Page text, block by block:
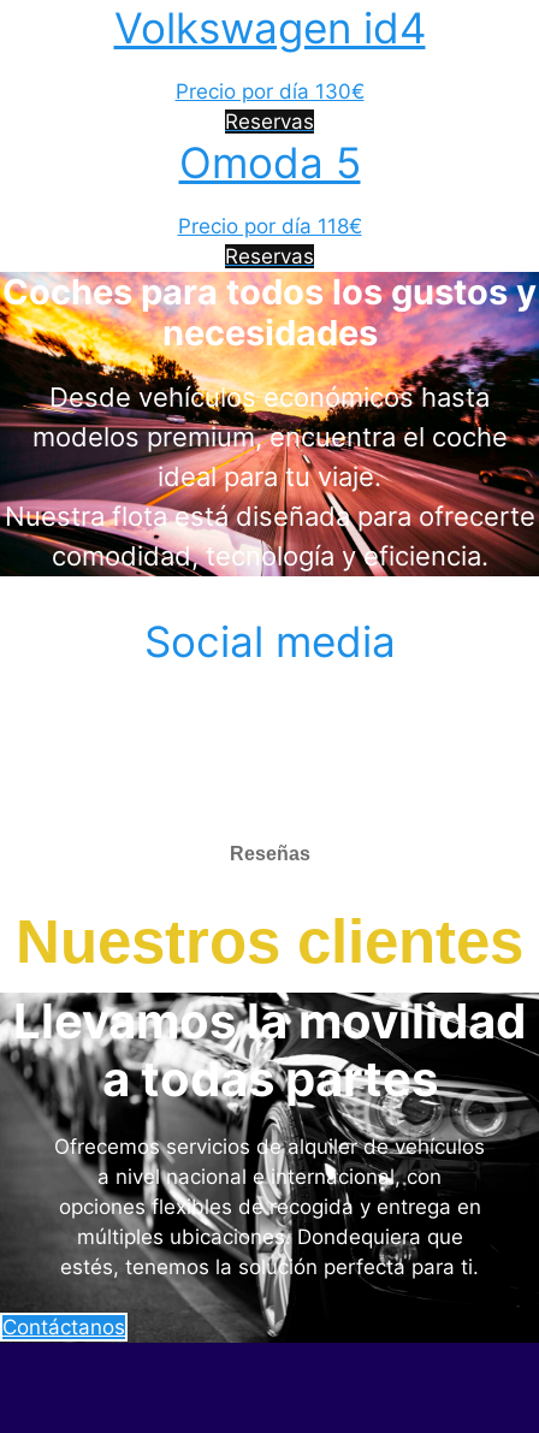
Volkswagen id4
Precio por día 130€
Reservas
Omoda 5
Precio por día 118€
Reservas
Coches para todos los gustos y
necesidades
Desde vehículos económicos hasta
modelos premium, encuentra el coche
ideal para tu viaje.
Nuestra flota está diseñada para ofrecerte
comodidad, tecnología y eficiencia.
Social media
Reseñas
Nuestros clientes
Llevamos la movilidad
a todas partes
Ofrecemos servicios de alquiler de vehículos
a nivel nacional e internacional, con
opciones flexibles de recogida y entrega en
múltiples ubicaciones. Dondequiera que
estés, tenemos la solución perfecta para ti.
Contáctanos